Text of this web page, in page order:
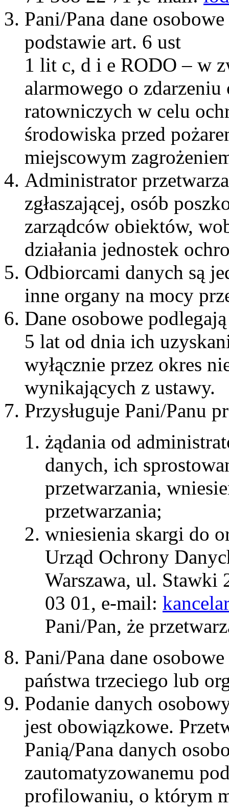
Pani/Pana dane
podstawie art. 6 ust
1 lit c, d i e RODO – w
alarmowego o zdarzeniu
ratowniczych w celu
środowiska przed
miejscowym
Administrator
zgłaszającej, osób
zarządców obiektów,
działania jednostek
Odbiorcami danych są
inne organy na mocy
Dane osobowe
5 lat od dnia ich
wyłącznie przez okres
wynikających z ustawy.
Przysługuje Pani/Panu
żądania od
danych, ich
przetwarzania,
przetwarzania;
wniesienia skargi do
Urząd Ochrony
Warszawa, ul. Stawki
03 01, e-mail:
Pani/Pan, że
Pani/Pana dane
państwa trzeciego lub
Podanie danych
jest obowiązkowe.
Panią/Pana danych
zautomatyzowanemu
profilowaniu, o którym